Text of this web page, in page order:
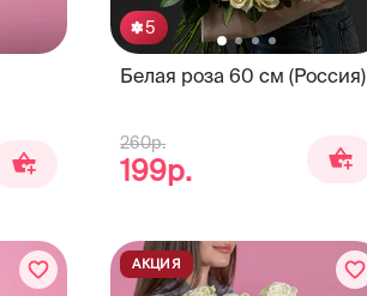
5
Белая роза 60 см (Россия)
260р.
199р.
АКЦИЯ